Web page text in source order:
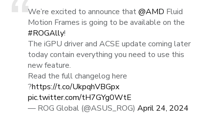
We’re excited to announce that@AMD Fluid
Motion Frames is going to be available on the
#ROGAlly!
The iGPU driver and ACSE update coming later
today contain everything you need to use this
new feature.
Read the full changelog here
?https://t.co/UkpqhVBGpx
pic.twitter.com/tH7GYg0WtE
— ROG Global (@ASUS_ROG)April 24, 2024